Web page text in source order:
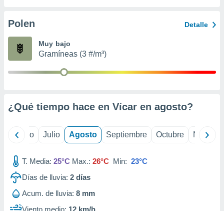
e
mediante
de
Polen Detalle
Muy bajo
Gramíneas (3 #/m³)
¿Qué tiempo hace en Vícar en agosto?
Junio Julio Agosto Septiembre Octubre
T. Media: 25°C Max.: 26°C Min: 23°C
Días de lluvia: 2 días
Acum. de lluvia: 8 mm
Viento medio: 12 km/h